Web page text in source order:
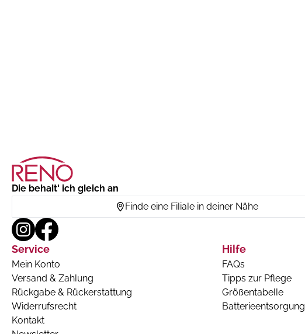
Die behalt' ich gleich an
Finde eine Filiale in deiner Nähe
Service
Mein Konto
Versand & Zahlung
Rückgabe & Rückerstattung
Widerrufsrecht
Kontakt
Hilfe
FAQs
Tipps zur Pflege
Größentabelle
Batterieentsorgung